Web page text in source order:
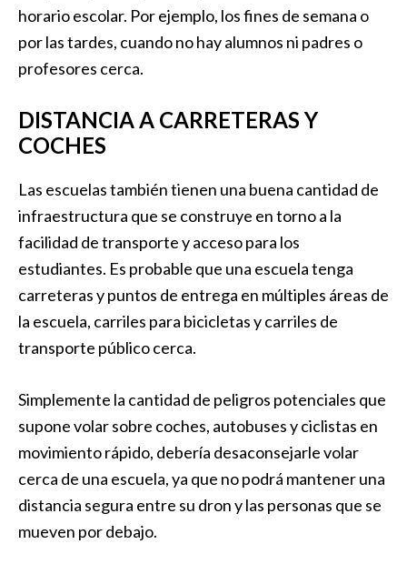
horario escolar. Por ejemplo, los fines de semana o
por las tardes, cuando no hay alumnos ni padres o
profesores cerca.
DISTANCIA A CARRETERAS Y
COCHES
Las escuelas también tienen una buena cantidad de
infraestructura que se construye en torno a la
facilidad de transporte y acceso para los
estudiantes. Es probable que una escuela tenga
carreteras y puntos de entrega en múltiples áreas de
la escuela, carriles para bicicletas y carriles de
transporte público cerca.
Simplemente la cantidad de peligros potenciales que
supone volar sobre coches, autobuses y ciclistas en
movimiento rápido, debería desaconsejarle volar
cerca de una escuela, ya que no podrá mantener una
distancia segura entre su dron y las personas que se
mueven por debajo.